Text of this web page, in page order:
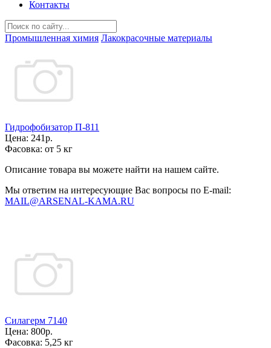
Контакты
Промышленная химия Лакокрасочные материалы
Гидрофобизатор П-811
Цена: 241р.
Фасовка: от 5 кг
Описание товара вы можете найти на нашем сайте.
Мы ответим на интересующие Вас вопросы по E-mail:
MAIL@ARSENAL-KAMA.RU
Силагерм 7140
Цена: 800р.
Фасовка: 5,25 кг